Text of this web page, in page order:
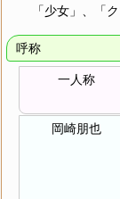
「少女」、「
呼称
一人称
岡崎朋也